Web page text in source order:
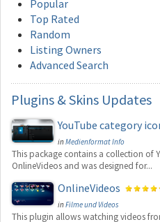
Popular
Top Rated
Random
Listing Owners
Advanced Search
Plugins & Skins Updates
YouTube category
inMedienformat Info
This package contains a collection of
OnlineVideos and was designed for...
OnlineVideos
inFilme und Videos
This plugin allows watching videos